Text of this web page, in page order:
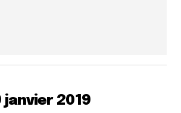
janvier 2019